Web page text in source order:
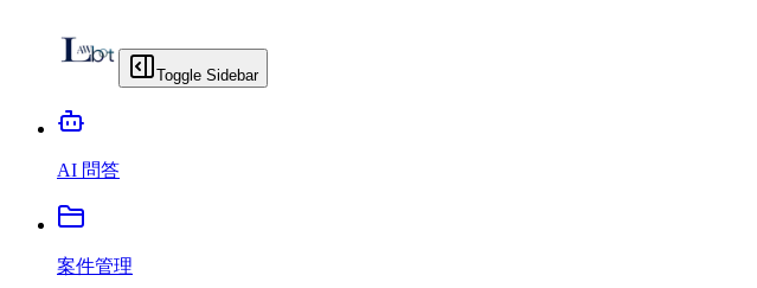
Toggle Sidebar
AI 問答
案件管理